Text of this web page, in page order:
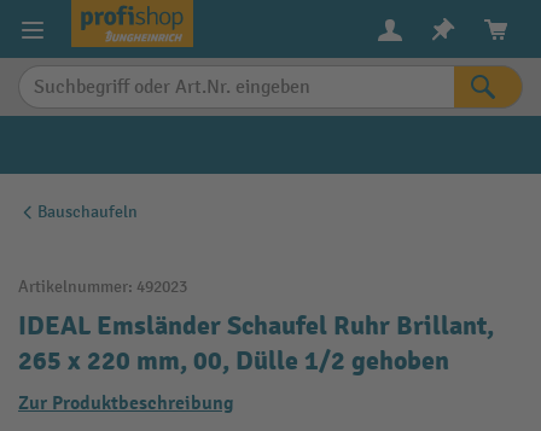
springen
Bauschaufeln
Artikelnummer: 492023
IDEAL Emsländer Schaufel Ruhr Brillant,
265 x 220 mm, 00, Dülle 1/2 gehoben
Zur Produktbeschreibung